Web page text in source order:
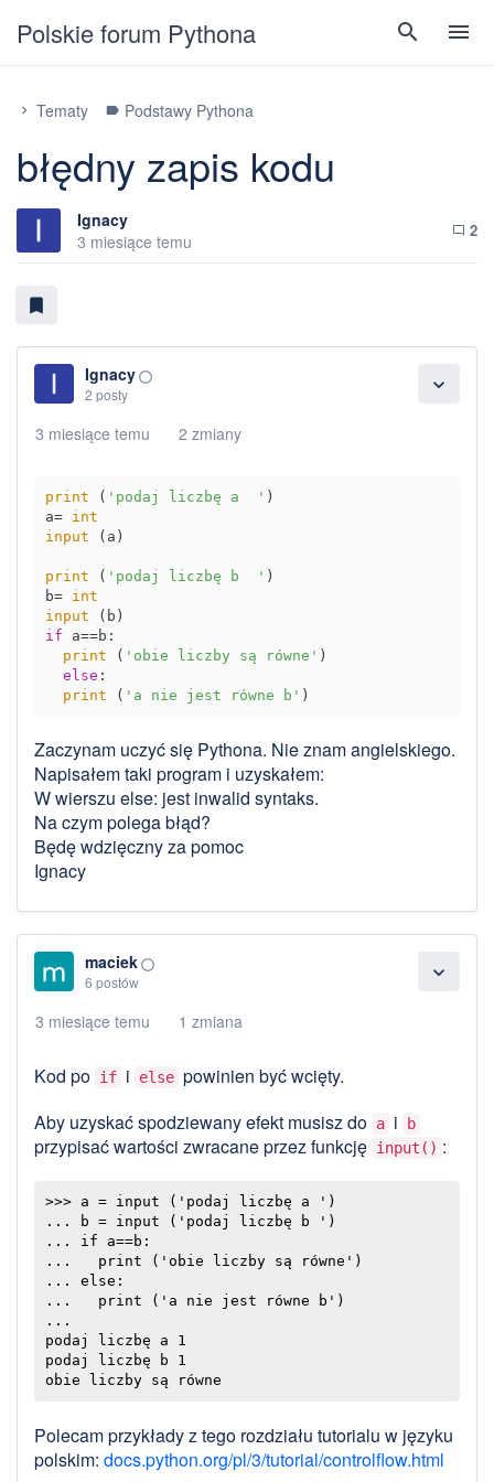
Polskie forum Pythona search menu
chevron_right Tematy label Podstawy Pythona
błędny zapis kodu
Ignacy
3 miesiące temu
chat_bubble_outline 2
bookmark
expand_more
Ignacy panorama_fish_eye
2 posty
3 miesiące temu 2 zmiany
print ( 'podaj liczbę a  ' )
a= int
input (a)
print ( 'podaj liczbę b  ' )
b= int
input
if a==b:
print ( 'obie liczby są równe' )
else :
print ( 'a nie jest równe b'
Zaczynam uczyć się Pythona. Nie znam angielskiego.
Napisałem taki program i uzyskałem:
W wierszu else: jest inwalid syntaks.
Na czym polega błąd?
Będę wdzięczny za pomoc
Ignacy
expand_more
maciek panorama_fish_eye
6 postów
3 miesiące temu 1 zmiana
Kod po if i else powinien być wcięty.
Aby uzyskać spodziewany efekt musisz do a i b
przypisać wartości zwracane przez funkcję input() :
>>> a = input ('podaj liczbę a ')
... b = input ('podaj liczbę b ')
... if a==b:
...   print ('obie liczby są równe')
... else:
...   print ('a nie jest równe b')
...
podaj liczbę a 1
podaj liczbę b 1
Polecam przykłady z tego rozdziału tutorialu w języku
polskim: docs.python.org/pl/3/tutorial/controlflow.html